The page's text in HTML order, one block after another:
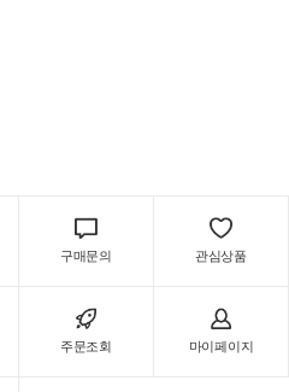
구매문의 관심상품
주문조회 마이페이지